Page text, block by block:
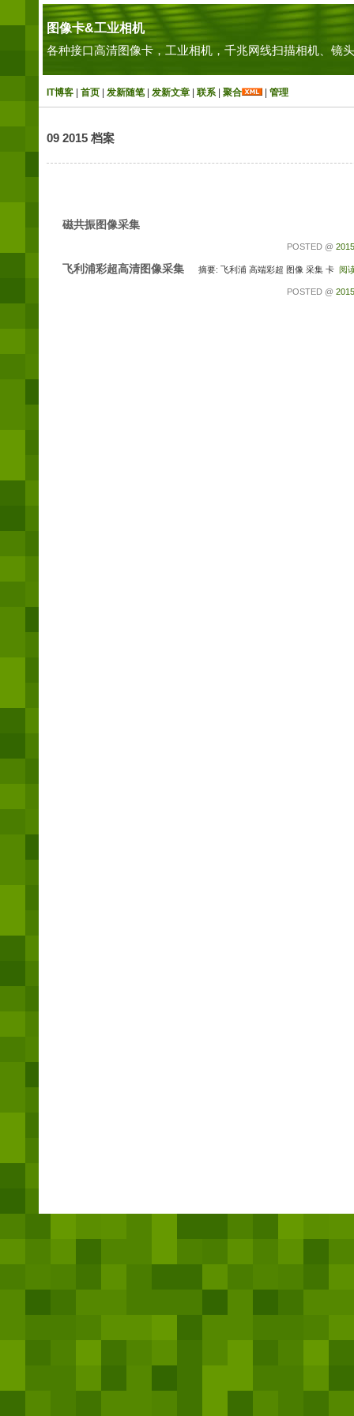
图像卡&工业相机
各种接口高清图像卡，工业相机，千兆网线扫描相机、镜
IT博客 首页 发新随笔| 发新文章 联系| 聚合 管理
09 2015 档案
磁共振图像采集
POSTED @
飞利浦彩超高清图像采集 摘要: 飞利浦 高端彩超 图像 采集 卡 阅
POSTED @